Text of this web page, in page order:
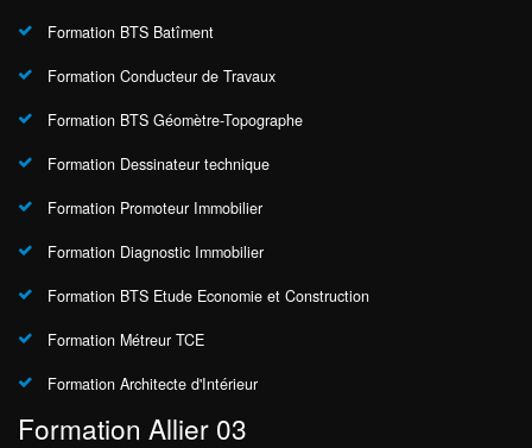
Formation BTS Batîment
Formation Conducteur de Travaux
Formation BTS Géomètre-Topographe
Formation Dessinateur technique
Formation Promoteur Immobilier
Formation Diagnostic Immobilier
Formation BTS Etude Economie et Construction
Formation Métreur TCE
Formation Architecte d'Intérieur
Formation Allier 03